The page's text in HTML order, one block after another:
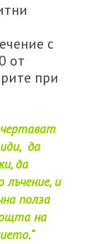
с
от
при
да
да
и
полза
на